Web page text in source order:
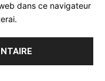
dans ce navigateur